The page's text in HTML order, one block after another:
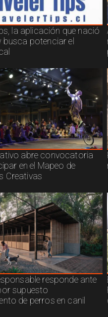
la aplicación que nació
busca potenciar el
abre convocatoria
en el Mapeo de
Creativas
responde ante
supuesto
de perros en canil